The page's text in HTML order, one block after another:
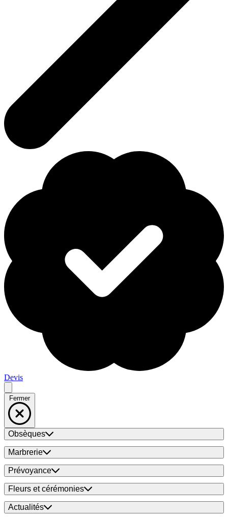
Devis
Fermer
Obsèques
Marbrerie
Prévoyance
Fleurs et cérémonies
Actualités